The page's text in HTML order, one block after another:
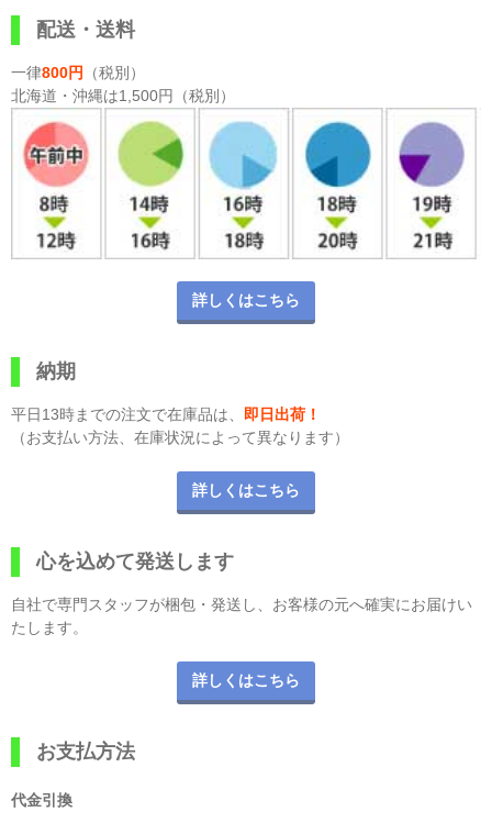
配送・送料
一律800円
（税別）
北海道・沖縄は1,500円（税別）
詳しくはこちら
納期
平日13時までの注文で在庫品は、 即日出荷！
（お支払い方法、在庫状況によって異なります）
詳しくはこちら
心を込めて発送します
自社で専門スタッフが梱包・発送し、お客様の元へ確実にお届けい
たします。
詳しくはこちら
お支払方法
代金引換